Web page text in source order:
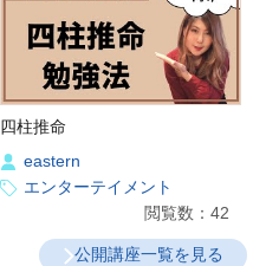
四柱推命
eastern
エンターテイメント
閲覧数：42
公開講座一覧を見る